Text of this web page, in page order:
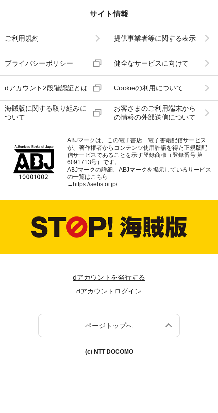
サイト情報
ご利用規約 提供事業者等に関する表示
プライバシーポリシー 健全なサービスに向けて
dアカウント2段階認証とは Cookieの利用について
海賊版に関する取り組みに
ついて
お客さまのご利用端末から
の情報の外部送信について
ABJマークは、この電子書店・電子書籍配信サービス
が、著作権者からコンテンツ使用許諾を得た正規版配
信サービスであることを示す登録商標（登録番号 第
6091713号）です。
ABJマークの詳細、ABJマークを掲示しているサービス
の一覧はこちら
→https://aebs.or.jp/
dアカウントを発行する
dアカウントログイン
ページトップへ
(c) NTT DOCOMO